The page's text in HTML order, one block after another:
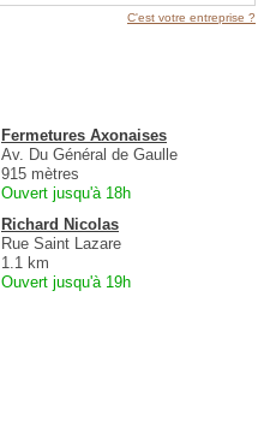
C'est votre entreprise ?
Fermetures Axonaises
Av. Du Général de Gaulle
915 mètres
Ouvert jusqu'à 18h
Richard Nicolas
Rue Saint Lazare
1.1 km
Ouvert jusqu'à 19h